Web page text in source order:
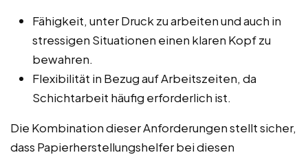
Fähigkeit, unter Druck zu arbeiten und auch in
stressigen Situationen einen klaren Kopf zu
bewahren.
Flexibilität in Bezug auf Arbeitszeiten, da
Schichtarbeit häufig erforderlich ist.
Die Kombination dieser Anforderungen stellt sicher,
dass Papierherstellungshelfer bei diesen